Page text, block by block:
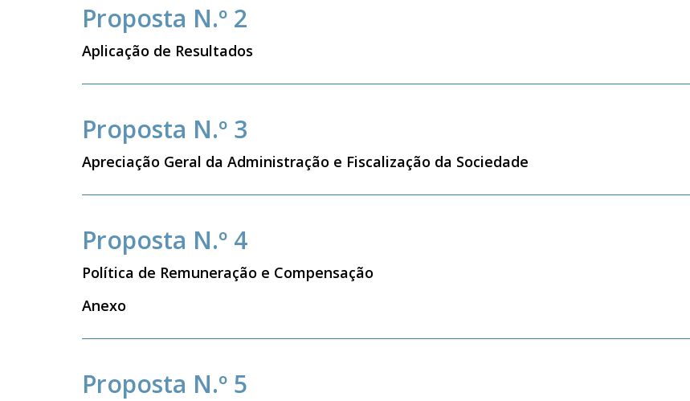
Proposta N.º 2
Aplicação de Resultados
Proposta N.º 3
Apreciação Geral da Administração e Fiscalização da Sociedade
Proposta N.º 4
Política de Remuneração e Compensação
Anexo
Proposta N.º 5